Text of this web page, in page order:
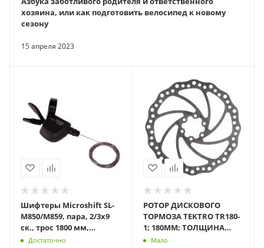
15 апреля 2023
хозяина, или как подготовить велосипед к новому
сезону
Шифтеры Microshift SL-
M850/M859, пара, 2/3х9
ск., трос 1800 мм,
черный Х112477
Достаточно
РОТОР ДИСКОВОГО
ТОРМОЗА TEKTRO TR180-
1; 180ММ; ТОЛЩИНА
1,8ММ; 6 БОЛТОВ
Мало